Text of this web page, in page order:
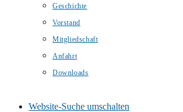
Geschichte
Vorstand
Mitgliedschaft
Anfahrt
Downloads
Website-Suche umschalten